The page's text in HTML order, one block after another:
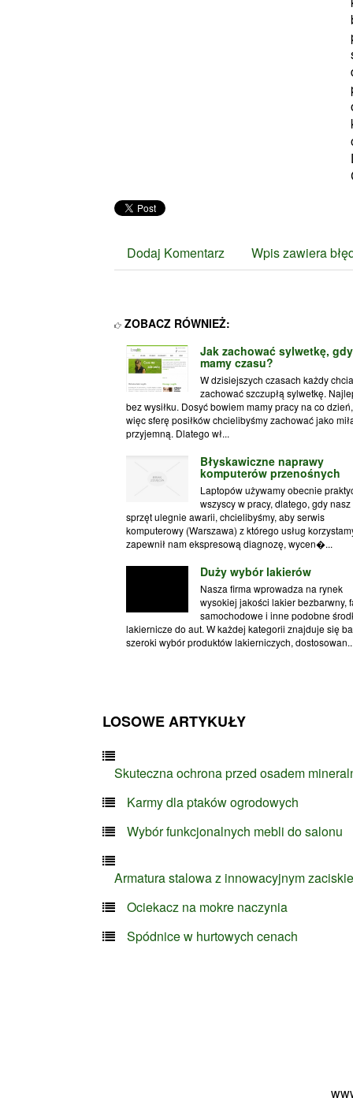
Dodaj Komentarz Wpis zawiera
ZOBACZ RÓWNIEŻ:
Jak zachować sylwetkę,
mamy czasu?
W dzisiejszych czasach każdy
zachować szczupłą sylwetkę.
bez wysiłku. Dosyć bowiem mamy pracy na co dzień,
więc sferę posiłków chcielibyśmy zachować jako
przyjemną. Dlatego wł...
Błyskawiczne naprawy
komputerów przenośnych
Laptopów używamy obecnie
wszyscy w pracy, dlatego, gdy nasz
sprzęt ulegnie awarii, chcielibyśmy, aby serwis
komputerowy (Warszawa) z którego usług
zapewnił nam ekspresową diagnozę, wycen�...
Duży wybór lakierów
Nasza firma wprowadza na rynek
wysokiej jakości lakier bezbarwny,
samochodowe i inne podobne
lakiernicze do aut. W każdej kategorii znajduje się
szeroki wybór produktów lakierniczych,
LOSOWE ARTYKUŁY
Skuteczna ochrona przed osadem
Karmy dla ptaków ogrodowych
Wybór funkcjonalnych mebli do salonu
Armatura stalowa z innowacyjnym
Ociekacz na mokre naczynia
Spódnice w hurtowych cenach